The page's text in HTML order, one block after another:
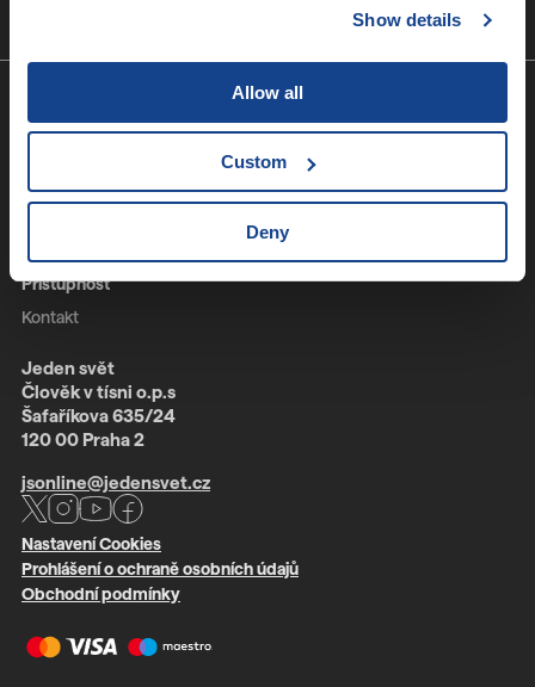
Show details
Allow all
Custom
Deny
Info
O JSO
Přístupnost
Kontakt
Jeden svět
Člověk v tísni o.p.s
Šafaříkova 635/24
120 00 Praha 2
jsonline@jedensvet.cz
Nastavení Cookies
Prohlášení o ochraně osobních údajů
Obchodní podmínky